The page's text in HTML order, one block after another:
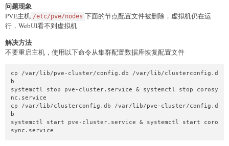
问题现象
PVE主机 /etc/pve/nodes 下面的节点配置文件被删除，虚拟机仍在运
行，WebUI看不到虚拟机
解决方法
不要重启主机，使用以下命令从集群配置数据库恢复配置文件
cp /var/lib/pve-cluster/config.db /var/lib/clusterconfig.d
b
systemctl stop pve-cluster.service & systemctl stop corosy
nc.service
cp /var/lib/clusterconfig.db /var/lib/pve-cluster/config.d
b
systemctl start pve-cluster.service & systemctl start coro
sync.service